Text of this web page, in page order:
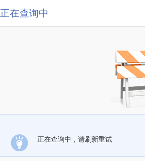
正在查询中
正在查询中，请刷新重试